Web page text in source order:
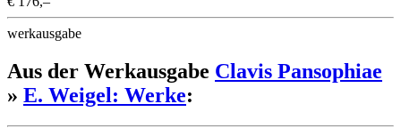
werkausgabe
Aus der Werkausgabe Clavis Pansophiae
» E. Weigel: Werke: